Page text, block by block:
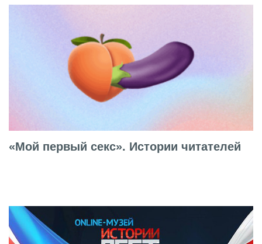
«Мой первый секс». Истории читателей